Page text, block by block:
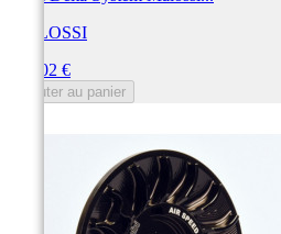
MALOSSI
214,02 €
Ajouter au panier